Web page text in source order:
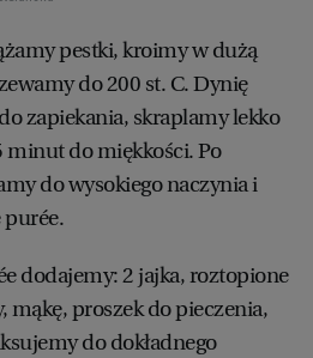
pestki, kroimy w dużą
do 200 st. C. Dynię
zapiekania, skraplamy lekko
minut do miękkości. Po
do wysokiego naczynia i
purée.
dodajemy: 2 jajka, roztopione
mąkę, proszek do pieczenia,
do dokładnego